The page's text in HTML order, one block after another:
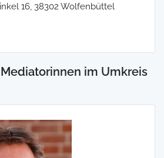
16, 38302 Wolfenbüttel
im Umkreis